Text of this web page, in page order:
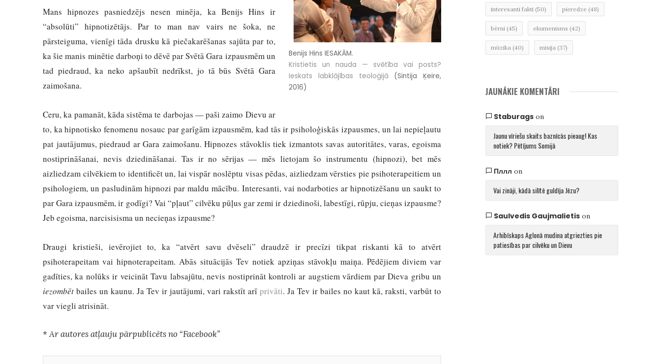
Benijs Hins IESAKĀM.
Kristietis un nauda — svētība vai posts?
Ieskats labklājības teoloģijā (Sintija Ķeire,
2016)
Mans hipnozes pasniedzējs nesen minēja, ka Benijs Hins ir
“absolūti” hipnotizētājs. Par to man nav vairs ne šoka, ne
pārsteiguma, vienīgi tāda drusku kāpiečakarēšanas sajūta par to,
kašie manis minētie darboņi to dēvē par Svētā Gara izpausmēm un
tad piedraud, ka neko apšaubīt nedrīkst, jo tā būs Svētā Gara
zaimošana.
Ceru, ka pamanāt, kāda sistēma te darbojas — paši zaimo Dievu ar
to, ka hipnotisko fenomenu nosauc par garīgām izpausmēm, kad tās ir psiholoģiskās izpausmes, un lai nepieļautu
pat jautājumus, piedraud ar Gara zaimošanu. Hipnozes stāvoklis tiek izmantots savas autoritātes, varas, egoisma
nostiprināšanai, nevis dziedināšanai. Tas ir no sērijas — mēs lietojam šo instrumentu (hipnozi), bet mēs
aizliedzam cilvēkiem to identificēt un, lai vispār noslēptu visas pēdas, aizliedzam vērsties pie psihoterapeitiem un
psihologiem, un pasludinām hipnozi par maldu mācību. Interesanti, vai nodarboties ar hipnotizēšanu un saukt to
par Gara izpausmēm, ir godīgi? Vai “pļaut” cilvēku pūļus gar zemi ir dziedinoši, labestīgi, rūpju, cieņas izpausme?
Jeb egoisma, narcisisisma un necieņas izpausme?
Draugi kristieši, ievērojiet to, ka “atvērt savu dvēseli” draudzē ir precīzi tikpat riskanti kā to atvērt
psihoterapeitam vai hipnoterapeitam. Abās situācijās Tev notiek apziņas stāvokļu maiņa. Pēdējiem diviem var
gadīties, ka nolūks ir veicināt Tavu labsajūtu, nevis nostiprināt kontroli ar augstiem vārdiem par Dieva gribu un
iezombēt bailes un kaunu. Ja Tev ir jautājumi, vari rakstīt arī privāti. Ja Tev ir bailes no kaut kā, raksti, varbūt to
var viegli atrisināt.
*Ar autores atļauju pārpublicēts no “Facebook”
interesanti fakti (50) pieredze (48)
bērni (45) ekumenisms (42)
mūzika (40) misija (37)
JAUNĀKIE KOMENTĀRI
Staburagson
Jaunu vīriešu skaits baznīcās pieaug! Kas
notiek? Pētījums Somijā
Пллл on
Vai zināji, kādā silītē guldīja Jēzu?
Saulvedis Gaujmalietison
Arhibīskaps Aglonā mudina atgriezties pie
patiesības par cilvēku un Dievu